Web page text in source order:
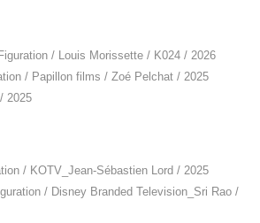
/ Louis Morissette / K024 / 2026
/ Papillon films / Zoé Pelchat / 2025
2025
/ KOTV_Jean-Sébastien Lord / 2025
/ Disney Branded Television_Sri Rao /